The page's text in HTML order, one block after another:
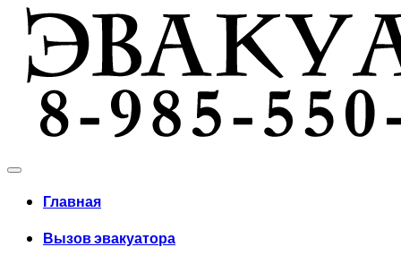
Главная
Вызов эвакуатора